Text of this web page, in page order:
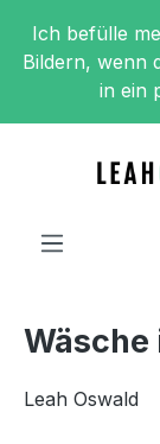
ZumIch befülle
Bildern, wenn
in ein
Wäsche
Leah Oswald